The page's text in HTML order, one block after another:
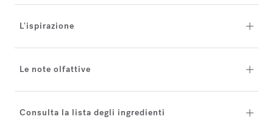
L'ispirazione
Le note olfattive
Consulta la lista degli ingredienti